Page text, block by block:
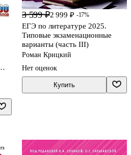
3 599 ₽2 999 ₽ -17%
ЕГЭ по литературе 2025.
Типовые экзаменационные
варианты (часть III)
Роман Крицкий
Нет оценок
Купить